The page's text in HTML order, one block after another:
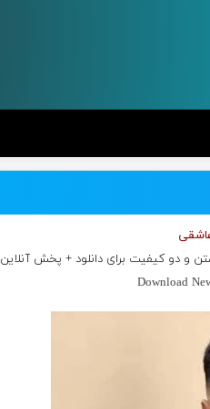
و دو کیفیت برای دانلود + پخش آنلاین
Download